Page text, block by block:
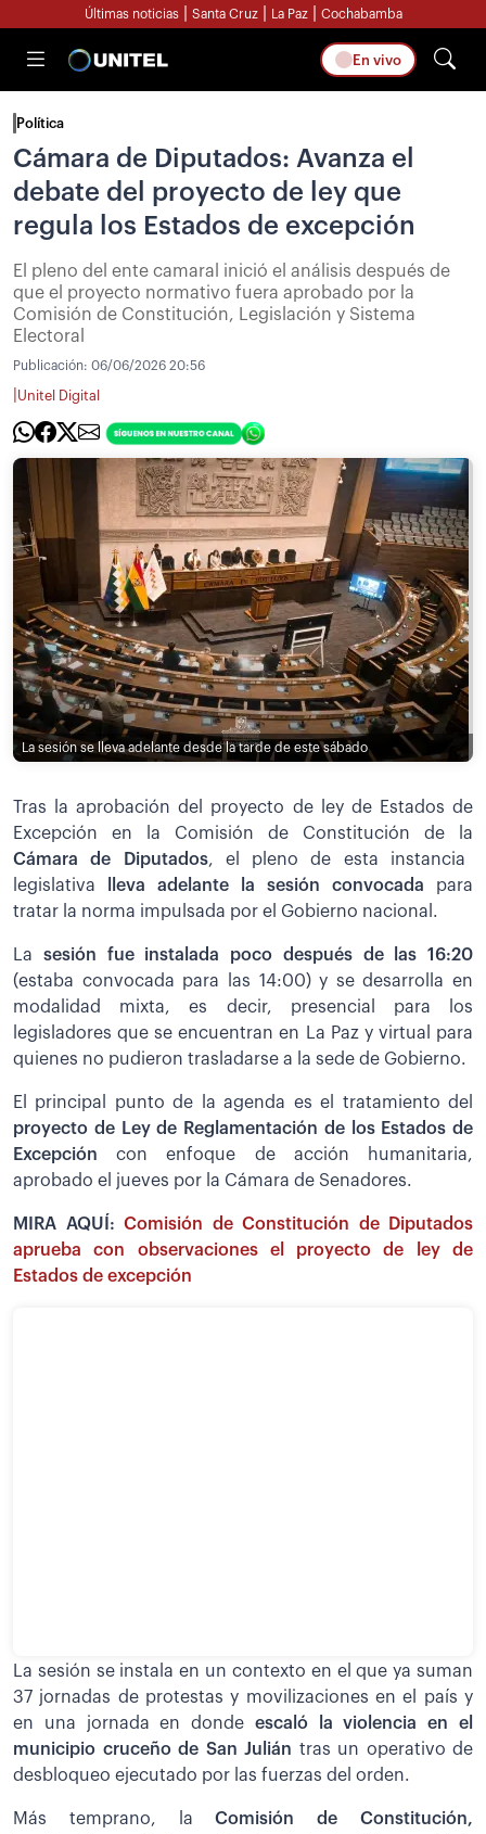
Últimas noticias Santa Cruz La Paz Cochabamba
En vivo
Política
Cámara de Diputados: Avanza el
debate del proyecto de ley que
regula los Estados de excepción
El pleno del ente camaral inició el análisis después de
que el proyecto normativo fuera aprobado por la
Comisión de Constitución, Legislación y Sistema
Electoral
Publicación: 06/06/2026 20:56
Unitel Digital
La sesión se lleva adelante desde la tarde de este sábado
Tras la aprobación del proyecto de ley de Estados de
Excepción en la Comisión de Constitución de la
Cámara de Diputados, el pleno de esta instancia
legislativa
lleva adelante la sesión convocada para
tratar la norma impulsada por el Gobierno nacional.
La sesión fue instalada poco después de las 16:20
(estaba convocada para las 14:00) y se desarrolla en
modalidad mixta, es decir, presencial para los
legisladores que se encuentran en La Paz y virtual para
quienes no pudieron trasladarse a la sede de Gobierno.
El principal punto de la agenda es el tratamiento del
proyecto de Ley de Reglamentación de los Estados de
Excepción con enfoque de acción humanitaria,
aprobado el jueves por la Cámara de Senadores.
MIRA AQUÍ: Comisión de Constitución de Diputados
aprueba con observaciones el proyecto de ley de
Estados de excepción
La sesión se instala en un contexto en el que ya suman
37 jornadas de protestas y movilizaciones en el país y
en una jornada en donde escaló la violencia en el
municipio cruceño de San Julián tras un operativo de
desbloqueo ejecutado por las fuerzas del orden.
Más temprano, laComisión de Constitución,